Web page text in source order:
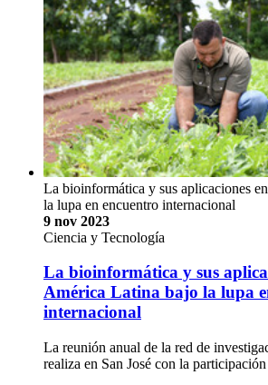
La bioinformática y sus aplicaciones
la lupa en encuentro internacional
9 nov 2023
Ciencia y Tecnología
La bioinformática y sus
América Latina bajo la lupa
internacional
La reunión anual de la red de
realiza en San José con la